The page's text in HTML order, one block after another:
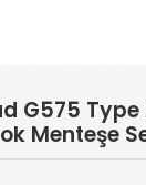
G575 Type
Menteşe